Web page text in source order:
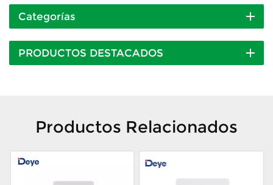
Categorías
PRODUCTOS DESTACADOS
Productos Relacionados